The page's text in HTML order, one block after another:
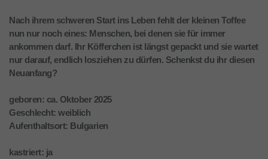
Nach ihrem schweren Start ins Leben fehlt der kleinen Toffee
nun nur noch eines: Menschen, bei denen sie für immer
ankommen darf. Ihr Köfferchen ist längst gepackt und sie wartet
nur darauf, endlich losziehen zu dürfen. Schenkst du ihr diesen
Neuanfang?
geboren: ca. Oktober 2025
Geschlecht: weiblich
Aufenthaltsort: Bulgarien
kastriert: ja